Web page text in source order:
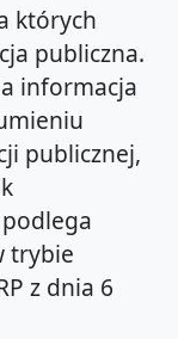
których
publiczna.
informacja
publicznej,
trybie
z dnia 6